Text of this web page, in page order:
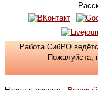
Работа СибРО
Пожалуйста,